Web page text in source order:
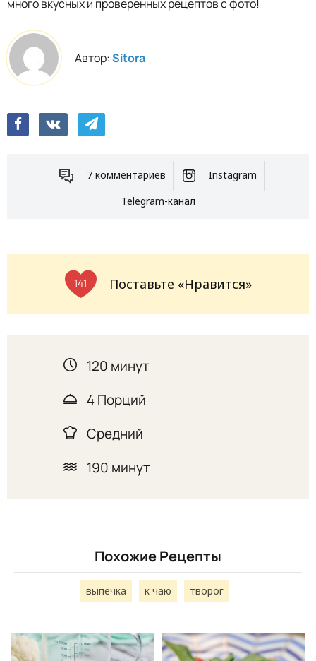
много вкусных и проверенных рецептов с фото!
Автор:Sitora
7 комментариев
Instagram
Telegram-канал
141 Поставьте «Нравится»
120 минут
4 Порций
Средний
190 минут
Похожие Рецепты
выпечка к чаю творог